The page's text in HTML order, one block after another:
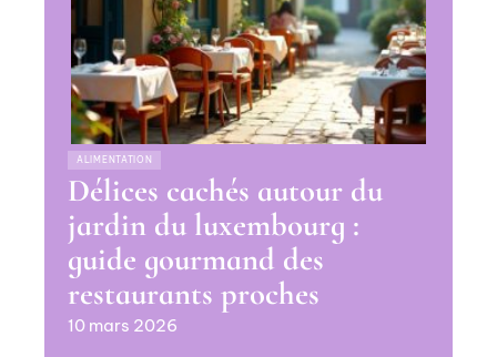
ALIMENTATION
Délices cachés autour du
jardin du luxembourg :
guide gourmand des
restaurants proches
10 mars 2026